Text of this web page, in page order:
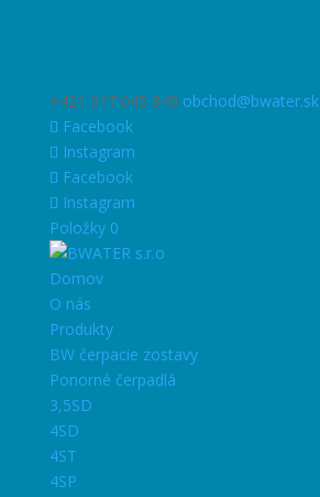
+421 917 045 849 obchod@bwater.sk
Facebook
Instagram
Facebook
Instagram
Položky 0
Domov
O nás
Produkty
BW čerpacie zostavy
Ponorné čerpadlá
3,5SD
4SD
4ST
4SP